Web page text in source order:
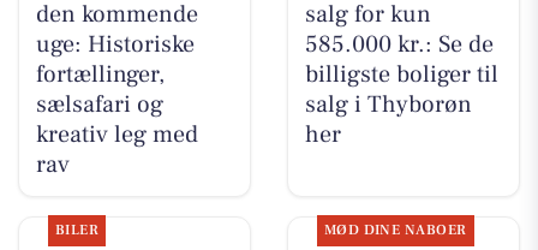
den kommende
uge: Historiske
fortællinger,
sælsafari og
kreativ leg med
rav
salg for kun
585.000 kr.: Se de
billigste boliger til
salg i Thyborøn
her
BILER MØD DINE NABOER